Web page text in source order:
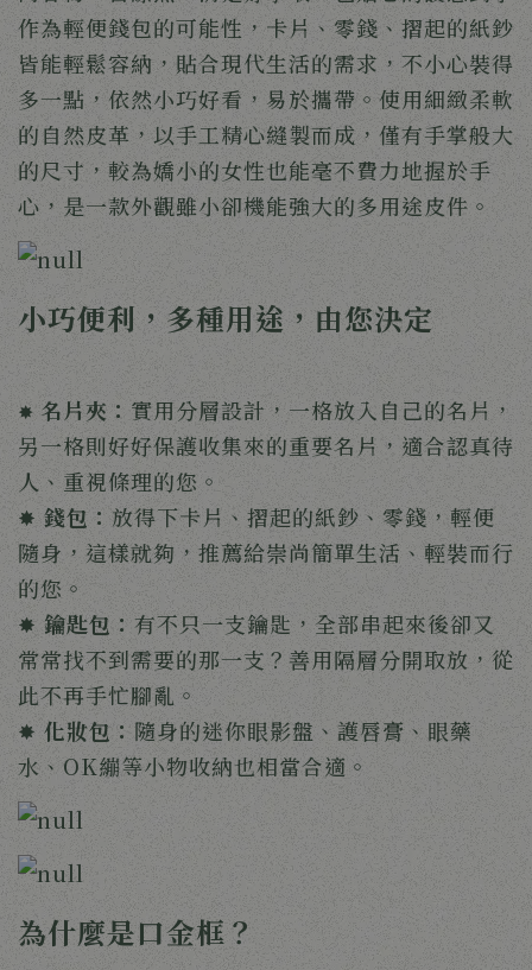
作為輕便錢包的可能性，卡片、零錢、摺起的紙鈔
皆能輕鬆容納，貼合現代生活的需求，不小心裝得
多一點，依然小巧好看，易於攜帶。使用細緻柔軟
的自然皮革，以手工精心縫製而成，僅有手掌般大
的尺寸，較為嬌小的女性也能毫不費力地握於手
心，是一款外觀雖小卻機能強大的多用途皮件。
小巧便利，多種用途，由您決定
✸ 名片夾： 實用分層設計，一格放入自己的名片，
另一格則好好保護收集來的重要名片，適合認真待
人、重視條理的您。
✸ 錢包： 放得下卡片、摺起的紙鈔、零錢，輕便
隨身，這樣就夠，推薦給崇尚簡單生活、輕裝而行
的您。
✸ 鑰匙包： 有不只一支鑰匙，全部串起來後卻又
常常找不到需要的那一支？善用隔層分開取放，從
此不再手忙腳亂。
✸ 化妝包： 隨身的迷你眼影盤、護唇膏、眼藥
水、OK繃等小物收納也相當合適。
為什麼是口金框？